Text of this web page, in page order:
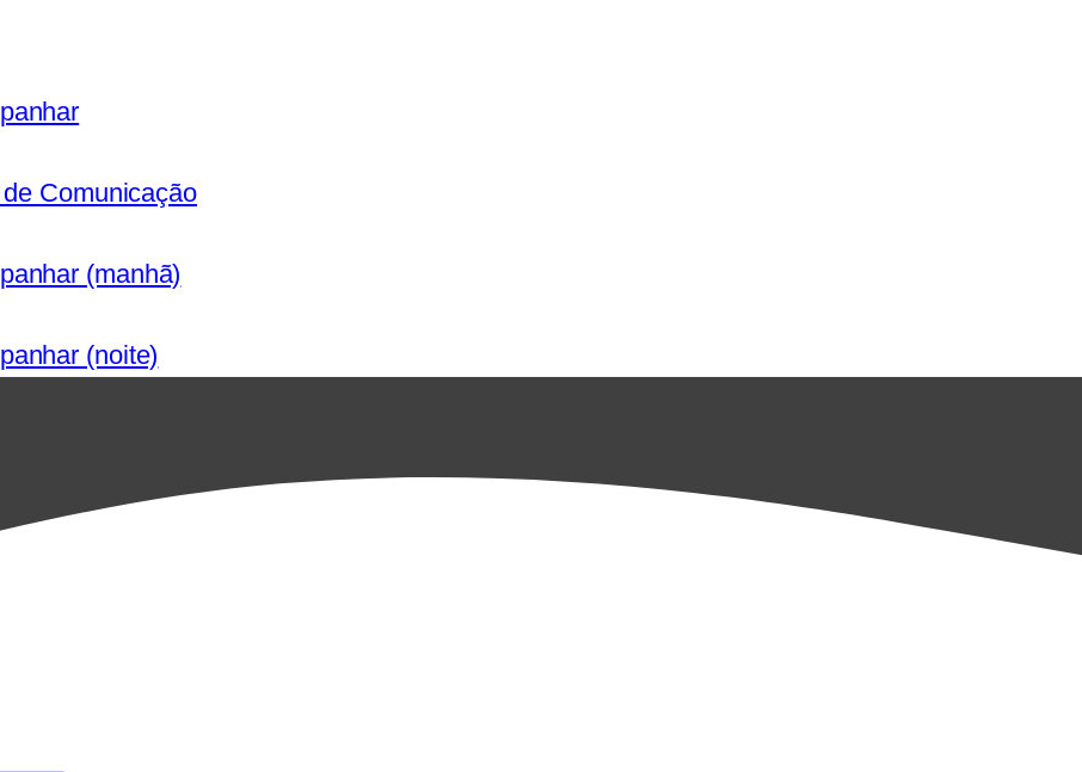
Comunicação
(manhã)
(noite)